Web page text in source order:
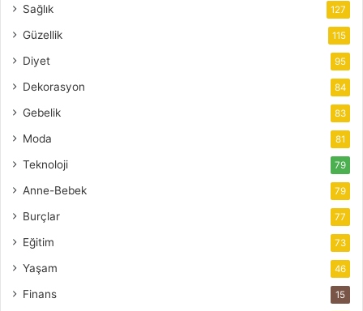
Sağlık 127
Güzellik 115
Diyet 95
Dekorasyon 84
Gebelik 83
Moda 81
Teknoloji 79
Anne-Bebek 79
Burçlar 77
Eğitim 73
Yaşam 46
Finans 15